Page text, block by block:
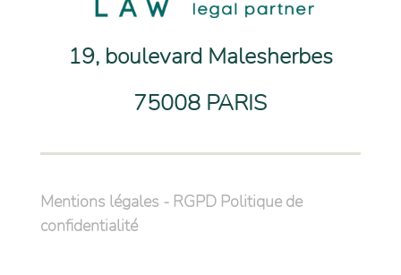
19, boulevard Malesherbes
75008 PARIS
Mentions légales - RGPD Politique de
confidentialité